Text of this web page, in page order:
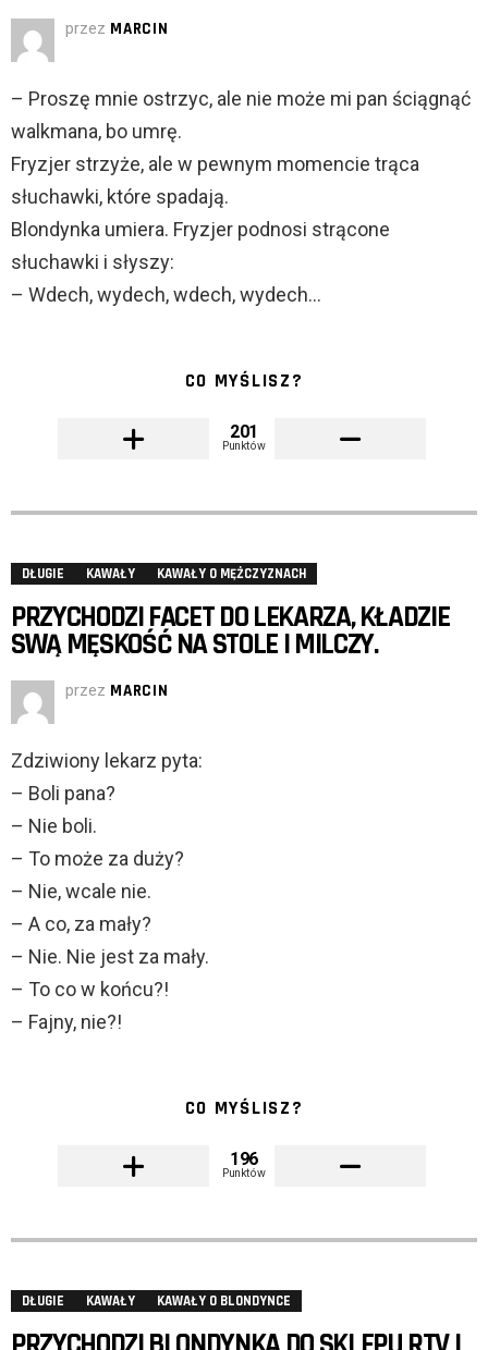
przez MARCIN
– Proszę mnie ostrzyc, ale nie może mi pan ściągnąć
walkmana, bo umrę.
Fryzjer strzyże, ale w pewnym momencie trąca
słuchawki, które spadają.
Blondynka umiera. Fryzjer podnosi strącone
słuchawki i słyszy:
– Wdech, wydech, wdech, wydech…
CO MYŚLISZ?
201
Punktów
DŁUGIE KAWAŁY KAWAŁY O MĘŻCZYZNACH
PRZYCHODZI FACET DO LEKARZA, KŁADZIE
SWĄ MĘSKOŚĆ NA STOLE I MILCZY.
przez MARCIN
Zdziwiony lekarz pyta:
– Boli pana?
– Nie boli.
– To może za duży?
– Nie, wcale nie.
– A co, za mały?
– Nie. Nie jest za mały.
– To co w końcu?!
– Fajny, nie?!
CO MYŚLISZ?
196
Punktów
DŁUGIE KAWAŁY KAWAŁY O BLONDYNCE